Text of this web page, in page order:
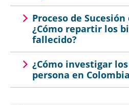
Proceso de
¿Cómo repartir los
fallecido?
¿Cómo investigar
persona en